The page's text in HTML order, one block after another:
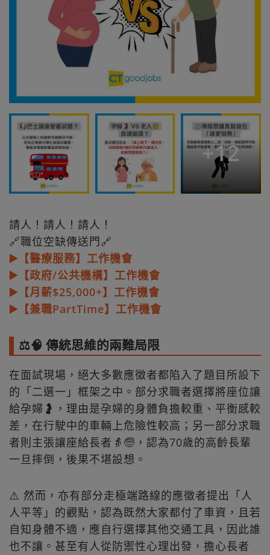
+12
請人！請人！請人！
🔗職位空缺傳送門🔗
▶️【醫療服務】工作機會
▶️【政府/公共機構】工作機會
▶️【月薪$25,000+】工作機會
▶️【兼職PartTime】工作機會
⚖️🧠 傳統思維的兩難局限
在面試現場，絕大多數應徵者都陷入了題目所設下
的「二選一」框架之中。部分求職者選擇將座位讓
給孕婦🤰，理由是孕婦的身體負擔較重、平衡感較
差，在行駛中的車輛上危險性較高；另一部分求職
者則主張讓座給長者👵🧓，認為70歲的高齡長輩
一旦摔倒，後果不堪設想。
⚠️ 然而，亦有部分走極端路線的應徵者提出「人
人平等」的觀點，認為既然大家都付了車資，且若
自知身體不適，應自行選擇其他交通工具，因此誰
也不讓。甚至有人從防禦性心理出發，擔心長者